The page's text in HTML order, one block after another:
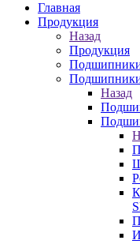
Главная
Продукция
Назад
Продукция
Подшипники
Назад